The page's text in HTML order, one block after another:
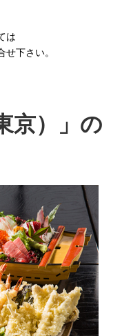
は
下さい。
京）」の